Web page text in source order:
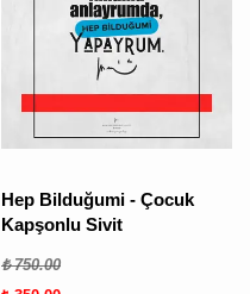
Hep Bilduğumi - Çocuk
Kapşonlu Sivit
₺ 750.00